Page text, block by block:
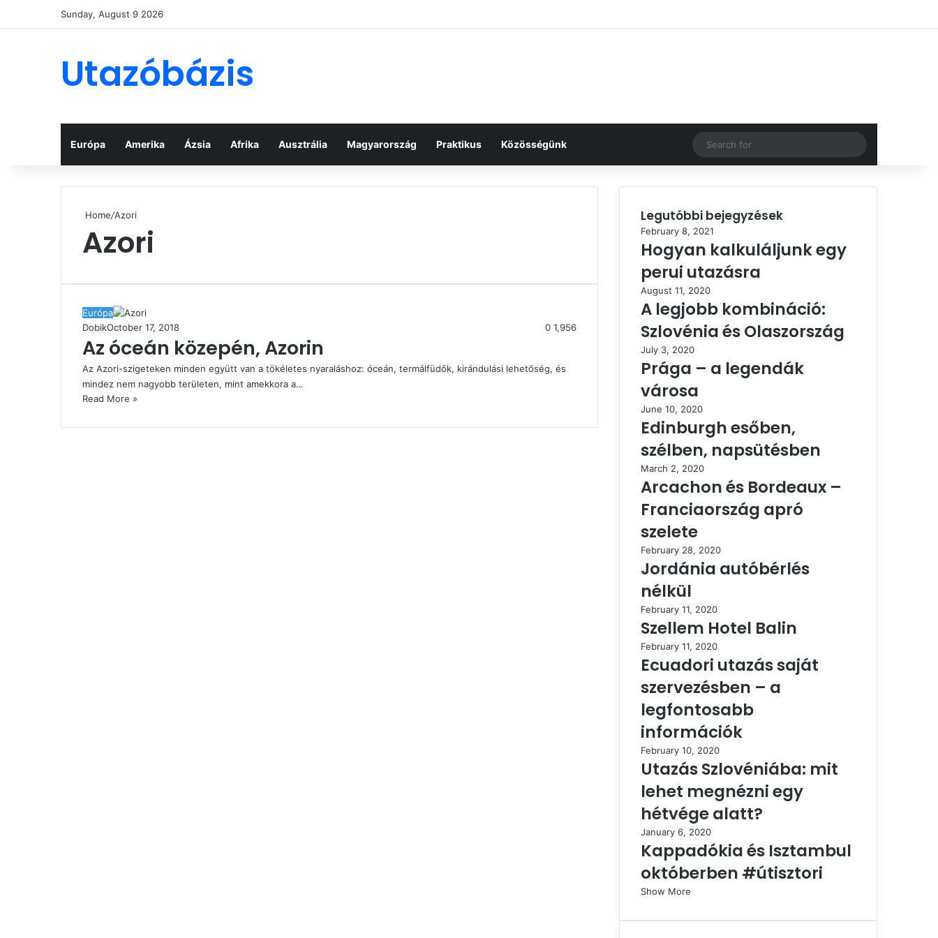
Sunday, August 9 2026
Utazóbázis
Európa Amerika Ázsia Afrika Ausztrália Magyarország Praktikus Közösségünk
for
Home/Azori
Azori
Európa
DobikOctober 17, 2018 0 1,956
Az óceán közepén, Azorin
Az Azori-szigeteken minden együtt van a tökéletes nyaraláshoz: óceán, termálfüdők, kirándulási lehetőség, és
mindez nem nagyobb területen, mint amekkora a…
Read More »
Legutóbbi bejegyzések
February 8, 2021
Hogyan kalkuláljunk egy
perui utazásra
August 11, 2020
A legjobb kombináció:
Szlovénia és Olaszország
July 3, 2020
Prága – a legendák
városa
June 10, 2020
Edinburgh esőben,
szélben, napsütésben
March 2, 2020
Arcachon és Bordeaux –
Franciaország apró
szelete
February 28, 2020
Jordánia autóbérlés
nélkül
February 11, 2020
Szellem Hotel Balin
February 11, 2020
Ecuadori utazás saját
szervezésben – a
legfontosabb
információk
February 10, 2020
Utazás Szlovéniába: mit
lehet megnézni egy
hétvége alatt?
January 6, 2020
Kappadókia és Isztambul
októberben #útisztori
Show More